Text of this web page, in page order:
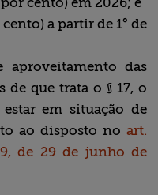
a partir de 1° de
aproveitamento das
de que trata o § 17, o
em situação de
ao disposto no art.
de 29 de junho de